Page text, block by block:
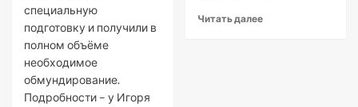
специальную
подготовку и получили в
полном объёме
необходимое
обмундирование.
Подробности – у Игоря
Читать далее